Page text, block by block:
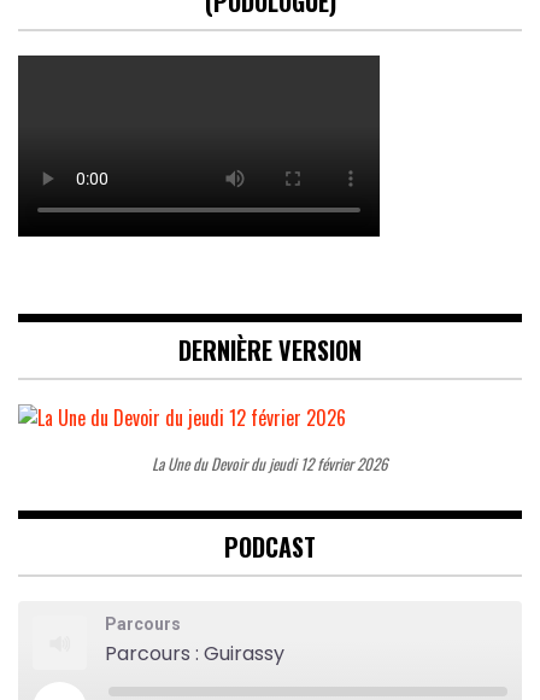
DERNIÈRE VERSION
La Une du Devoir du jeudi 12 février 2026
PODCAST
Parcours
Parcours : Guirassy